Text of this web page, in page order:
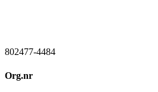
802477-4484
Org.nr